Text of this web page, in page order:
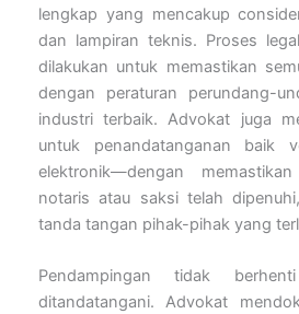
lengkap yang mencakup
dan lampiran teknis. Proses
dilakukan untuk memastikan
dengan peraturan perundang-
industri terbaik. Advokat juga
untuk penandatanganan baik
elektronik—dengan
notaris atau saksi telah
tanda tangan pihak-pihak yang
Pendampingan tidak
ditandatangani. Advokat